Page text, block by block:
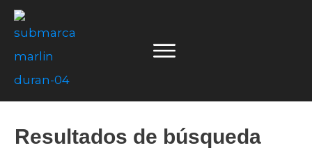
Resultados de búsqueda